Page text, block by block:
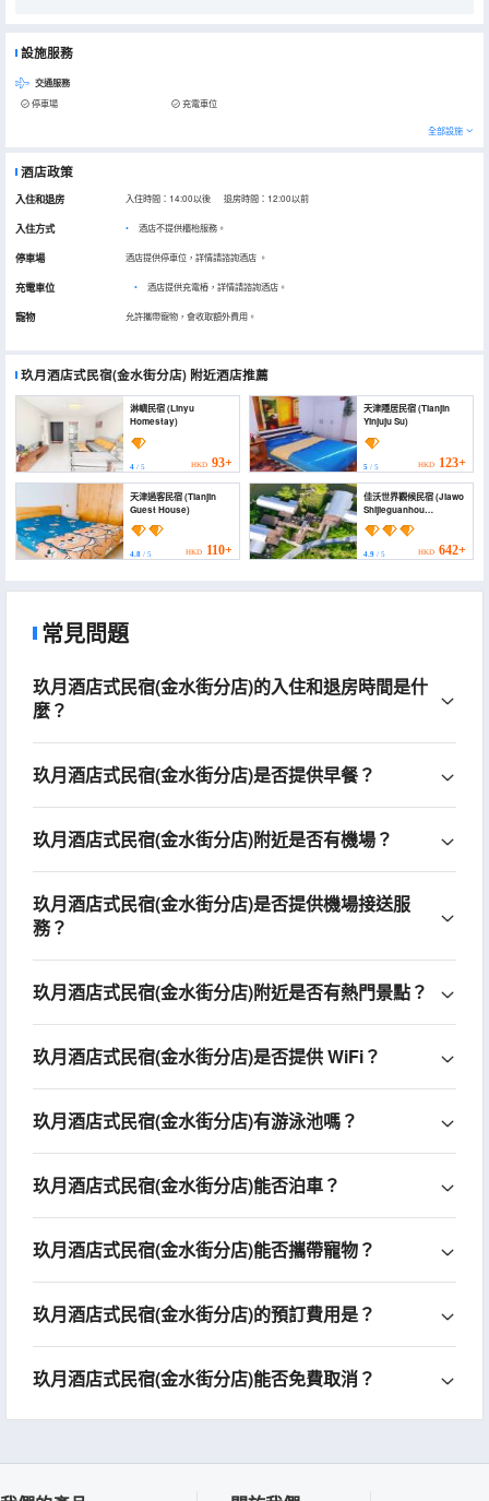
設施服務
交通服務
停車場 充電車位
全部設施
酒店政策
入住和退房 入住時間：14:00以後 退房時間：12:00以前
入住方式 酒店不提供櫃枱服務。
停車場 酒店提供停車位，詳情請諮詢酒店 。
充電車位 • 酒店提供充電樁，詳情請諮詢酒店。
寵物 允許攜帶寵物，會收取額外費用。
玖月酒店式民宿(金水街分店) 附近酒店推薦
淋嶼民宿 (Linyu
Homestay)
4 / 5 HKD 93+
天津隱居民宿 (Tianjin
Yinjuju Su)
5/ 5 HKD 123+
天津過客民宿 (Tianjin
Guest House)
4.8 / 5 HKD 110+
佳沃世界觀候民宿 (Jiawo
Shijieguanhou
Homestay)
4.9/ 5 HKD 642+
常見問題
玖月酒店式民宿(金水街分店)的入住和退房時間是什
麼？
玖月酒店式民宿(金水街分店)是否提供早餐？
玖月酒店式民宿(金水街分店)附近是否有機場？
玖月酒店式民宿(金水街分店)是否提供機場接送服
務？
玖月酒店式民宿(金水街分店)附近是否有熱門景點？
玖月酒店式民宿(金水街分店)是否提供 WiFi？
玖月酒店式民宿(金水街分店)有游泳池嗎？
玖月酒店式民宿(金水街分店)能否泊車？
玖月酒店式民宿(金水街分店)能否攜帶寵物？
玖月酒店式民宿(金水街分店)的預訂費用是？
玖月酒店式民宿(金水街分店)能否免費取消？